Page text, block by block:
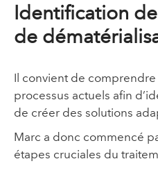
Identification
de
Il convient de
processus actuels afin
de créer des solutions
Marc a donc commencé
étapes cruciales du